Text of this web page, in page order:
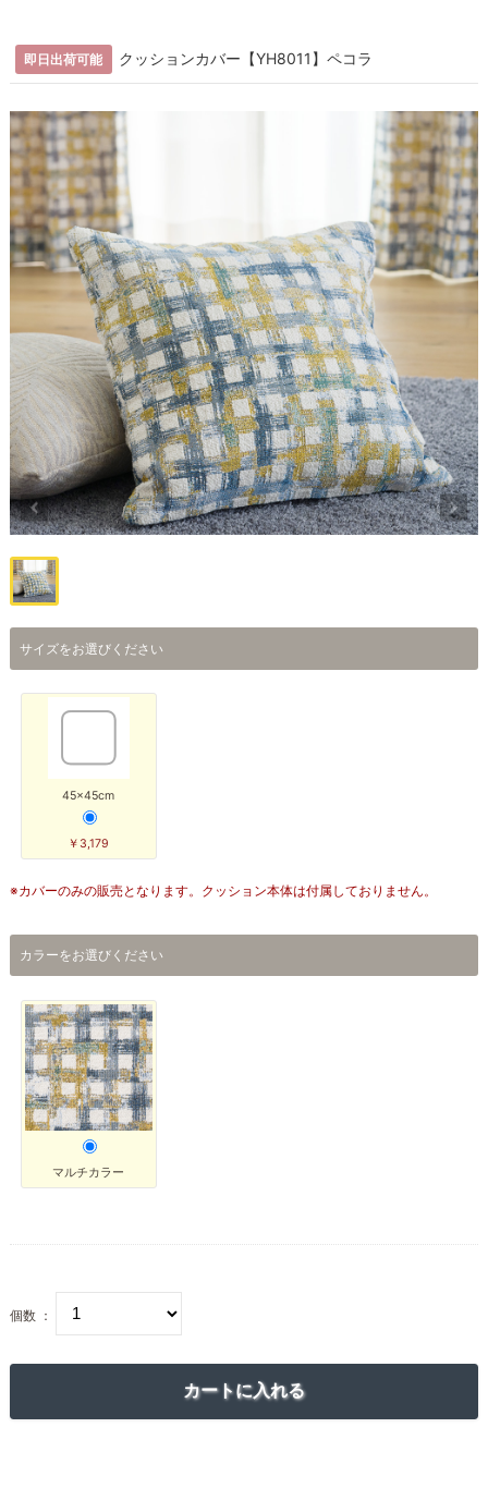
即日出荷可能 クッションカバー【YH8011】ペコラ
サイズをお選びください
45×45cm
￥3,179
※カバーのみの販売となります。クッション本体は付属しておりません。
カラーをお選びください
マルチカラー
個数 ：